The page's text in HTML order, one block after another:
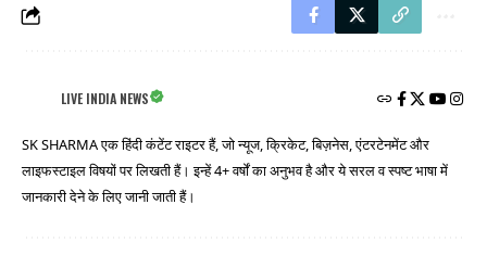
LIVE INDIA NEWS
SK SHARMA एक हिंदी कंटेंट राइटर हैं, जो न्यूज, क्रिकेट, बिज़नेस, एंटरटेनमेंट और
लाइफस्टाइल विषयों पर लिखती हैं। इन्हें 4+ वर्षों का अनुभव है और ये सरल व स्पष्ट भाषा में
जानकारी देने के लिए जानी जाती हैं।